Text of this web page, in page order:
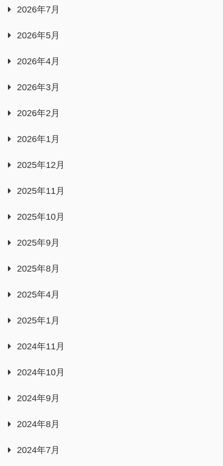
2026年7月
2026年5月
2026年4月
2026年3月
2026年2月
2026年1月
2025年12月
2025年11月
2025年10月
2025年9月
2025年8月
2025年4月
2025年1月
2024年11月
2024年10月
2024年9月
2024年8月
2024年7月